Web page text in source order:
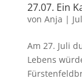
27.07. Ein
von Anja |
Am 27. Juli
Lebens